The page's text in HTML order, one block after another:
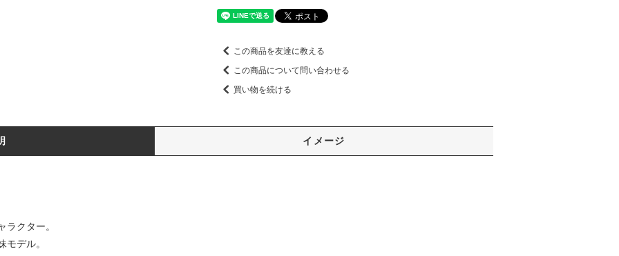
この商品を友達に教える
この商品について問い合わせる
買い物を続ける
イメージ
クター。
デル。